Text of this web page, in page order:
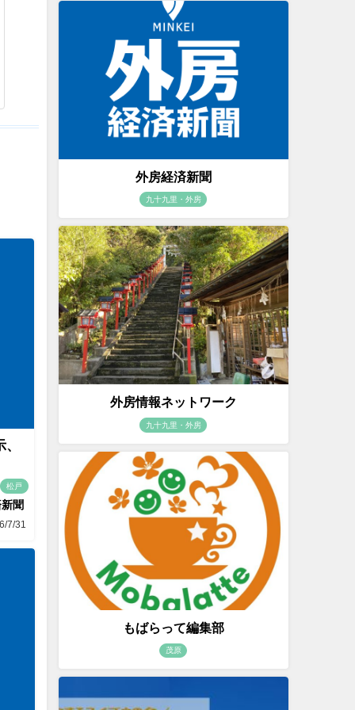
松戸
聞
7/31
外房経済新聞
九十九里・外房
外房情報ネットワーク
九十九里・外房
もばらって編集部
茂原